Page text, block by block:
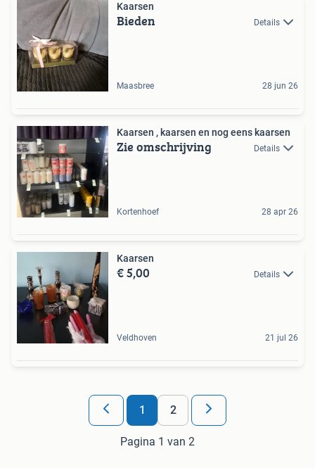
Kaarsen
Bieden Details
Maasbree 28 jun 26
Kaarsen , kaarsen en nog eens kaarsen
Zie omschrijving Details
Kortenhoef 28 apr 26
Kaarsen
€ 5,00 Details
Veldhoven 21 jul 26
1 2
Pagina 1 van 2